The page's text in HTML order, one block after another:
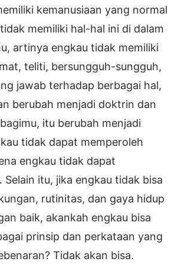
kemanusiaan yang normal
memiliki hal-hal ini di dalam
artinya engkau tidak memiliki
teliti, bersungguh-sungguh,
jawab terhadap berbagai hal,
berubah menjadi doktrin dan
itu berubah menjadi
tidak dapat memperoleh
engkau tidak dapat
Selain itu, jika engkau tidak bisa
rutinitas, dan gaya hidup
baik, akankah engkau bisa
prinsip dan perkataan yang
Tidak akan bisa.